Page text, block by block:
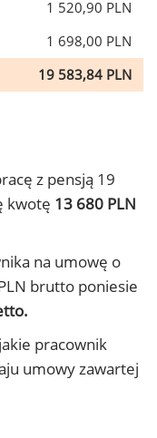
1 520,90 PLN
1 698,00 PLN
19 583,84 PLN
z pensją 19
kwotę 13 680 PLN
na umowę o
brutto poniesie
pracownik
umowy zawartej